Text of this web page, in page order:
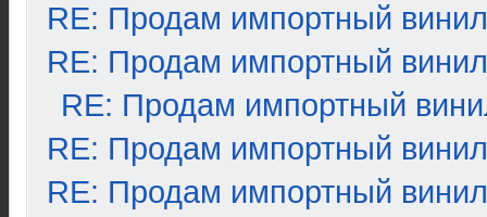
RE: Продам импортный винил
RE: Продам импортный винил
RE: Продам импортный
RE: Продам импортный винил
RE: Продам импортный винил